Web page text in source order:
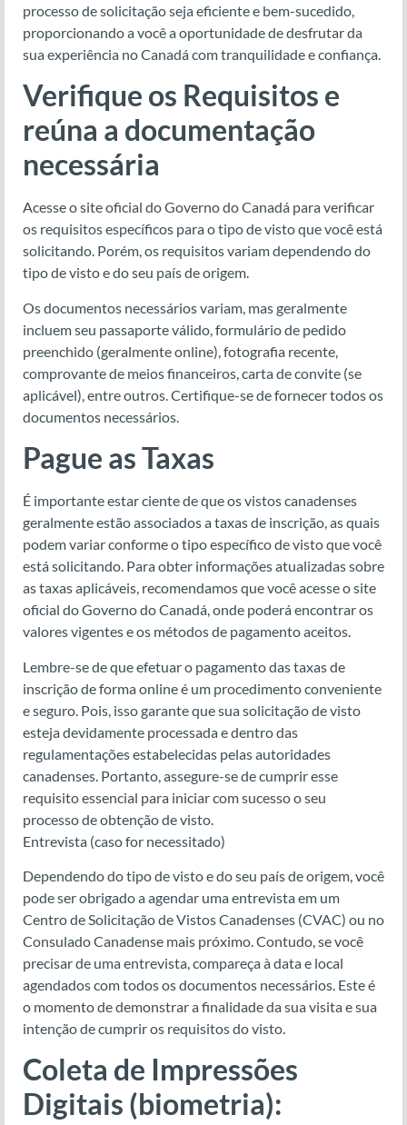
processo de solicitação seja eficiente e bem-sucedido,
proporcionando a você a oportunidade de desfrutar da
sua experiência no Canadá com tranquilidade e confiança.
Verifique os Requisitos e
reúna a documentação
necessária
Acesse o site oficial do Governo do Canadá para verificar
os requisitos específicos para o tipo de visto que você está
solicitando. Porém, os requisitos variam dependendo do
tipo de visto e do seu país de origem.
Os documentos necessários variam, mas geralmente
incluem seu passaporte válido, formulário de pedido
preenchido (geralmente online), fotografia recente,
comprovante de meios financeiros, carta de convite (se
aplicável), entre outros. Certifique-se de fornecer todos os
documentos necessários.
Pague as Taxas
É importante estar ciente de que os vistos canadenses
geralmente estão associados a taxas de inscrição, as quais
podem variar conforme o tipo específico de visto que você
está solicitando. Para obter informações atualizadas sobre
as taxas aplicáveis, recomendamos que você acesse o site
oficial do Governo do Canadá, onde poderá encontrar os
valores vigentes e os métodos de pagamento aceitos.
Lembre-se de que efetuar o pagamento das taxas de
inscrição de forma online é um procedimento conveniente
e seguro. Pois, isso garante que sua solicitação de visto
esteja devidamente processada e dentro das
regulamentações estabelecidas pelas autoridades
canadenses. Portanto, assegure-se de cumprir esse
requisito essencial para iniciar com sucesso o seu
processo de obtenção de visto.
Entrevista (caso for necessitado)
Dependendo do tipo de visto e do seu país de origem, você
pode ser obrigado a agendar uma entrevista em um
Centro de Solicitação de Vistos Canadenses (CVAC) ou no
Consulado Canadense mais próximo. Contudo, se você
precisar de uma entrevista, compareça à data e local
agendados com todos os documentos necessários. Este é
o momento de demonstrar a finalidade da sua visita e sua
intenção de cumprir os requisitos do visto.
Coleta de Impressões
Digitais (biometria):